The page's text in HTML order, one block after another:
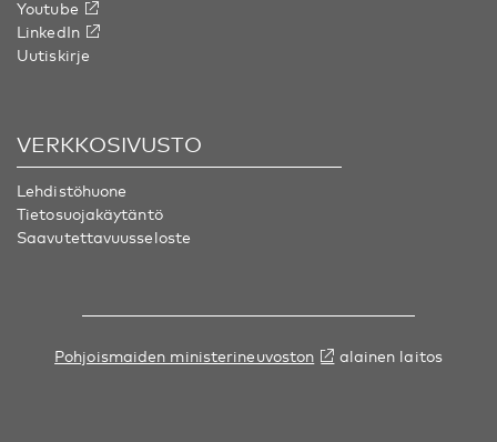
Youtube
LinkedIn
Uutiskirje
VERKKOSIVUSTO
Lehdistöhuone
Tietosuojakäytäntö
Saavutettavuusseloste
Pohjoismaiden ministerineuvoston alainen laitos